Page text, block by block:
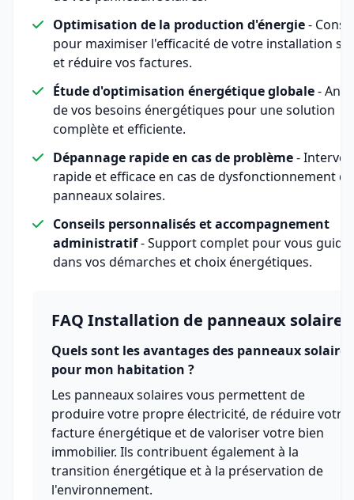
Optimisation de la production d'énergie-
pour maximiser l'efficacité de votre installation
et réduire vos factures.
Étude d'optimisation énergétique globale-
de vos besoins énergétiques pour une solution
complète et efficiente.
Dépannage rapide en cas de problème-
rapide et efficace en cas de dysfonctionnement
panneaux solaires.
Conseils personnalisés et accompagnement
administratif- Support complet pour vous
dans vos démarches et choix énergétiques.
FAQ Installation de panneaux solaires
Quels sont les avantages des panneaux solaires
pour mon habitation ?
Les panneaux solaires vous permettent de
produire votre propre électricité, de réduire votre
facture énergétique et de valoriser votre bien
immobilier. Ils contribuent également à la
transition énergétique et à la préservation de
l'environnement.